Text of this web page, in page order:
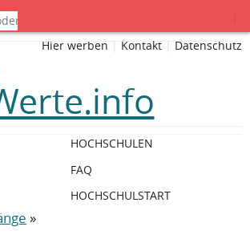
»
Hier werben | Kontakt | Datenschutz
HOCHSCHULEN
FAQ
HOCHSCHULSTART